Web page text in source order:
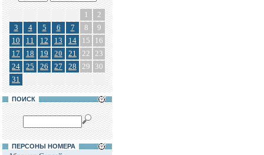
1
2
3
4 5 6 7 8
9
10
11 12 13 14 15
16
17
18 19 20 21 22 23
24
25 26 27 28 29
30
31
ПОИСК
ПЕРСОНЫ НОМЕРА